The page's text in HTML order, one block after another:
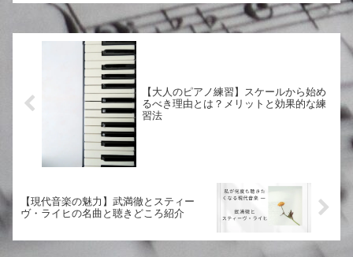
し「頑張ろう」って思える。で
も、大人になると特に、突発的
な仕事が入って時間がなくなっ
てしまったり、帰るころにはも
う疲れていたり、「...
【大人のピアノ練習】スケールから始め
るべき理由とは？メリットと効果的な練
習法
【現代音楽の魅力】武満徹とスティー
ヴ・ライヒの名曲と聴きどころ紹介